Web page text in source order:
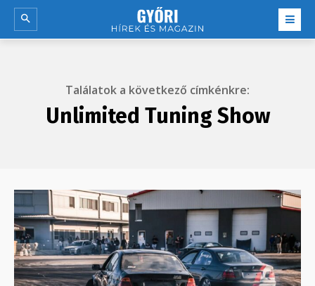
Találatok a következő címkénkre:
Unlimited Tuning Show